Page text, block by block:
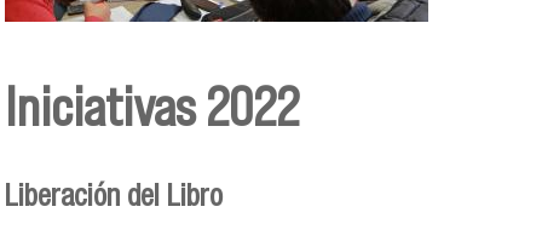
Iniciativas 2022
Liberación del Libro